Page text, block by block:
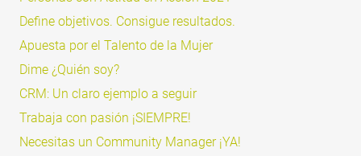
Define objetivos. Consigue resultados.
Apuesta por el Talento de la Mujer
Dime ¿Quién soy?
CRM: Un claro ejemplo a seguir
Trabaja con pasión ¡SIEMPRE!
Necesitas un Community Manager ¡YA!